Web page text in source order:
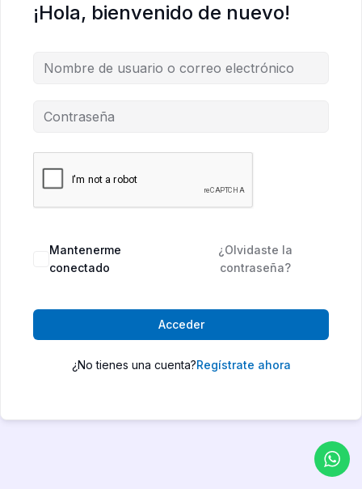
¡Hola, bienvenido de nuevo!
Mantenerme
conectado
¿Olvidaste la
contraseña?
Acceder
¿No tienes una cuenta?Regístrate ahora